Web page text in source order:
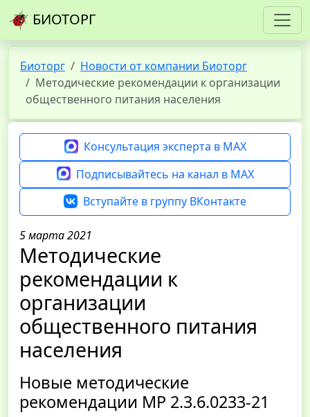
БИОТОРГ
Биоторг
Новости от компании Биоторг
Методические рекомендации к организации
общественного питания населения
Консультация эксперта в MAX
Подписывайтесь на канал в MAX
Вступайте в группу ВКонтакте
5 марта 2021
Методические
рекомендации к
организации
общественного питания
населения
Новые методические
рекомендации МР 2.3.6.0233-21